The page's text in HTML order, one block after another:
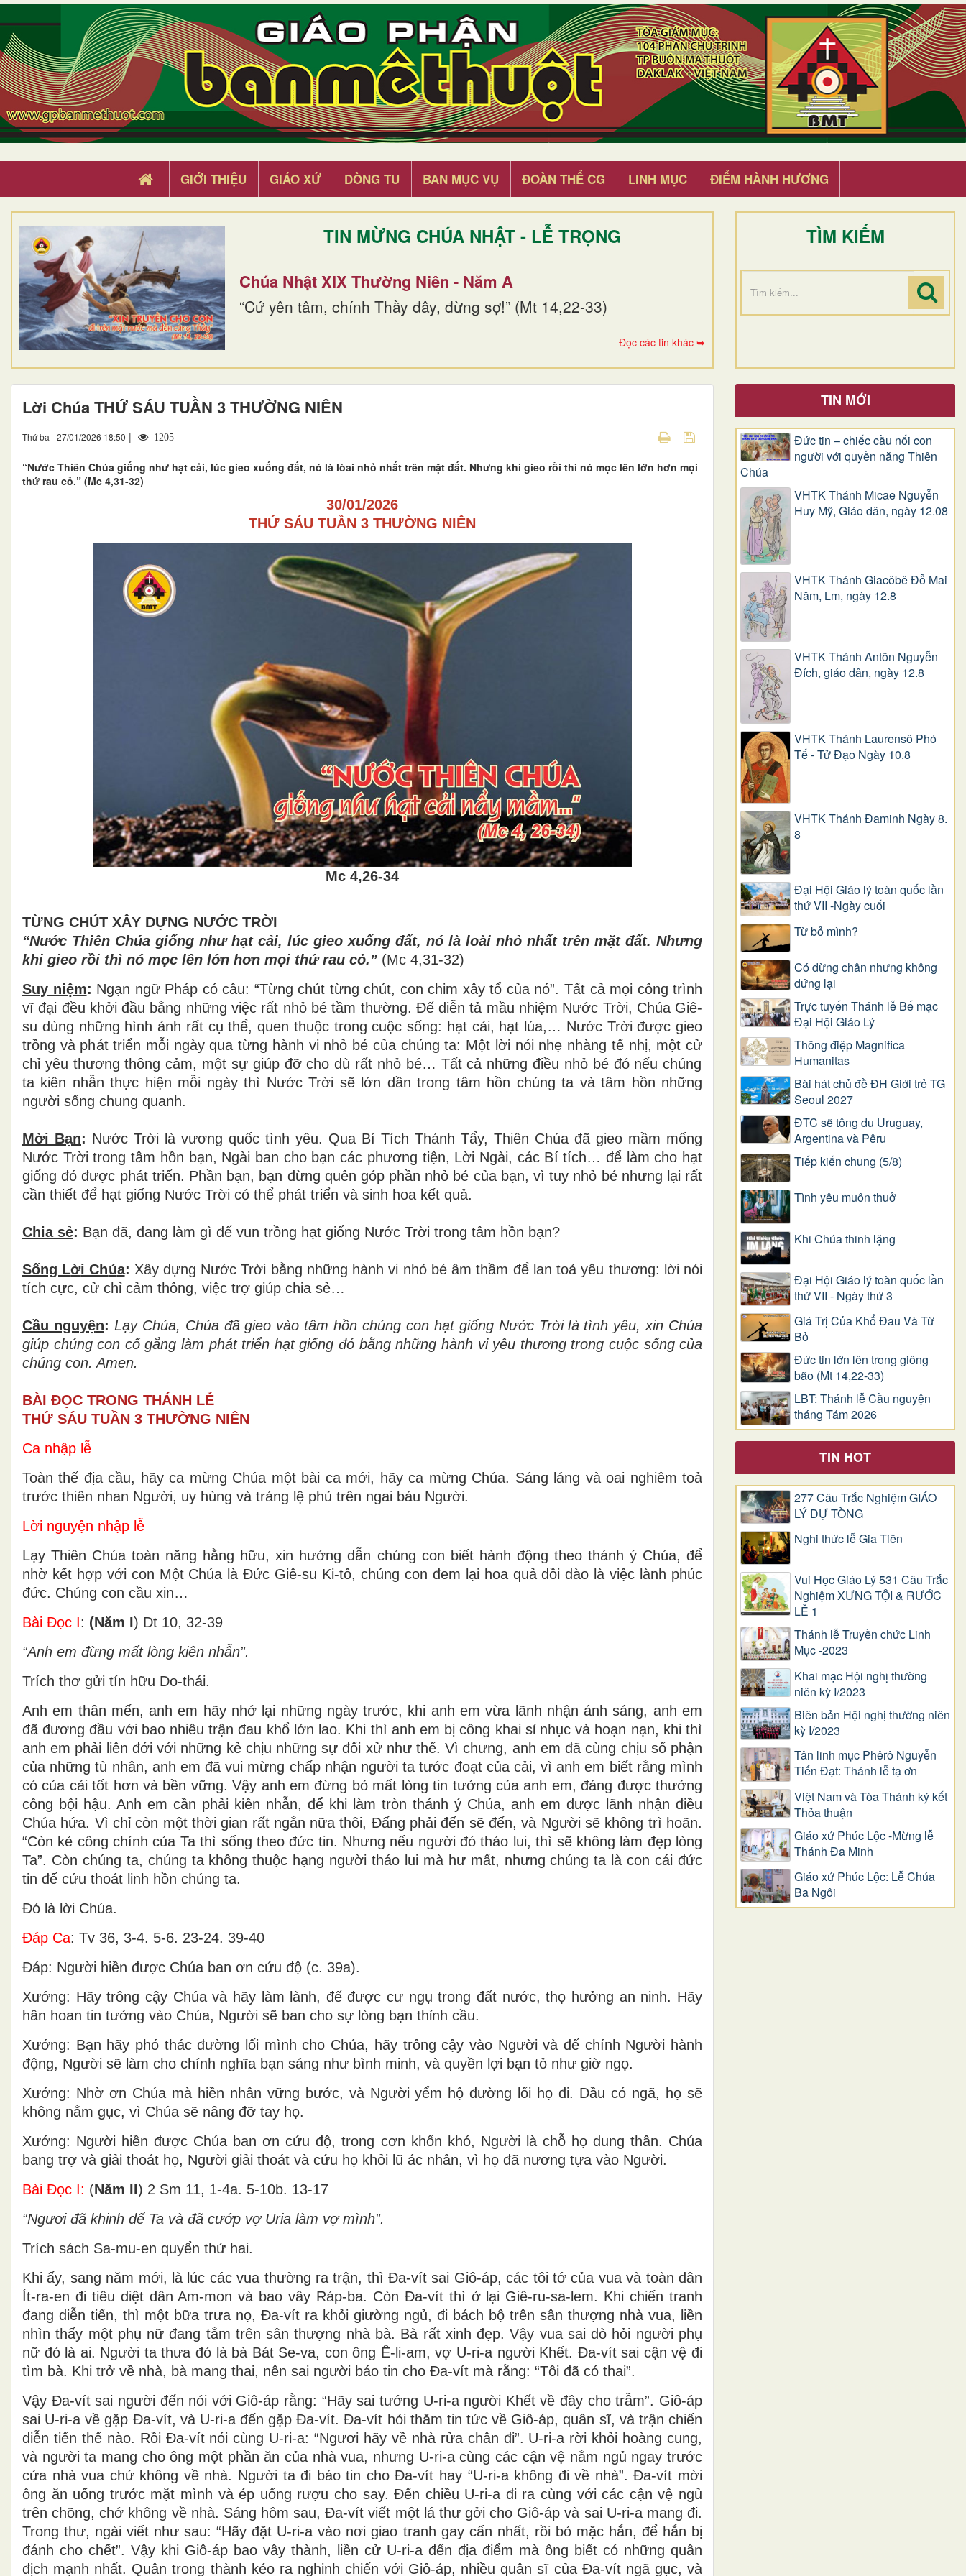
GIỚI THIỆU GIÁO XỨ DÒNG TU BAN MỤC VỤ ĐOÀN THỂ CG LINH MỤC ĐIỂM HÀNH HƯƠNG
TIN MỪNG CHÚA NHẬT - LỄ TRỌNG
Chúa Nhật XIX Thường Niên - Năm A
“Cứ yên tâm, chính Thầy đây, đừng sợ!” (Mt 14,22-33)
Đọc các tin khác ➥
TÌM KIẾM
Lời Chúa THỨ SÁU TUẦN 3 THƯỜNG NIÊN
Thứ ba - 27/01/2026 18:50 | 1205
“Nước Thiên Chúa giống như hạt cải, lúc gieo xuống đất, nó là lòai nhỏ nhất trên mặt đất. Nhưng khi gieo rồi thì nó mọc lên lớn hơn mọi
thứ rau cỏ.” (Mc 4,31-32)
30/01/2026
THỨ SÁU TUẦN 3 THƯỜNG NIÊN
Mc 4,26-34
TỪNG CHÚT XÂY DỰNG NƯỚC TRỜI
“Nước Thiên Chúa giống nhưhạt cải, lúc gieo xuống đất, nó là loài nhỏ nhất trên mặt đất. Nhưng
khi gieo rồi thì nó mọc lên lớn hơn mọi thứrau cỏ.” (Mc 4,31-32)
Suy niệm: Ngạn ngữPháp cócâu: “Từng chút từng chút, con chim xây tổ của nó”. Tất cảmọi công trình
vĩ đại đều khởiđầu bằng những việc rất nhỏbétầm thường. Đểdiễn tả mầu nhiệm Nước Trời, Chúa Giê-
su dùng những hình ảnh rất cụ thể, quen thuộc trong cuộc sống: hạt cải, hạt lúa,… Nước Trờiđược gieo
trồng vàphát triển mỗi ngày qua từng hành vi nhỏ bé của chúng ta: Một lời nói nhẹ nhàng tếnhị, một cử
chỉyêu thương thông cảm, một sựgiúp đỡcho dù rất nhỏbé… Tất cả nhữngđiều nhỏbé đónếu chúng
ta kiên nhẫn thực hiện mỗi ngày thì Nước Trời sẽlớn dần trong tâm hồn chúng ta vàtâm hồn những
người sống chung quanh.
Mời Bạn: Nước Trời là vương quốc tình yêu. Qua Bí Tích Thánh Tẩy, Thiên Chúa đã gieo mầm mống
Nước Trời trong tâm hồn bạn, Ngài ban cho bạn các phương tiện, Lời Ngài, các Bítích… đểlàm cho hạt
giốngđó được phát triển. Phần bạn, bạn đừng quên góp phần nhỏ bé của bạn, vì tuy nhỏ bénhưng lại rất
cần thiết để hạt giống Nước Trời có thể phát triển và sinh hoa kết quả.
Chia sẻ: Bạn đã, đang làm gì để vun trồng hạt giống Nước Trời trong tâm hồn bạn?
Sống Lời Chúa: Xây dựng Nước Trời bằng những hành vi nhỏbé âm thầm đểlan toả yêu thương: lời nói
tích cực, cử chỉcảm thông, việc trợ giúp chia sẻ…
Cầu nguyện: Lạy Chúa, Chúa đãgieo vào tâm hồn chúng con hạt giống Nước Trời làtình yêu, xin Chúa
giúp chúng con cốgắng làm phát triển hạt giốngđó bằng những hành vi yêu thương trong cuộc sống của
chúng con. Amen.
BÀI ĐỌC TRONG THÁNH LỄ
THỨ SÁU TUẦN 3 THƯỜNG NIÊN
Ca nhập lễ
Toàn thể địa cầu, hãy ca mừng Chúa một bài ca mới, hãy ca mừng Chúa. Sáng láng và oai nghiêm toả
trước thiên nhan Người, uy hùng và tráng lệ phủ trên ngai báu Người.
Lời nguyện nhập lễ
Lạy Thiên Chúa toàn năng hằng hữu, xin hướng dẫn chúng con biết hành động theo thánh ý Chúa, để
nhờ kết hợp với con Một Chúa là Ðức Giê-su Ki-tô, chúng con đem lại hoa quả dồi dào là việc lành phúc
đức. Chúng con cầu xin…
Bài Ðọc I: (Năm I) Dt 10, 32-39
“Anh em đừng mất lòng kiên nhẫn”.
Trích thơ gửi tín hữu Do-thái.
Anh em thân mến, anh em hãy nhớ lại những ngày trước, khi anh em vừa lãnh nhận ánh sáng, anh em
đã đương đầu với bao nhiêu trận đau khổ lớn lao. Khi thì anh em bị công khai sỉ nhục và hoạn nạn, khi thì
anh em phải liên đới với những kẻ chịu những sự đối xử như thế. Vì chưng, anh em đã cùng chịu số phận
của những tù nhân, anh em đã vui mừng chấp nhận người ta tước đoạt của cải, vì anh em biết rằng mình
có của cải tốt hơn và bền vững. Vậy anh em đừng bỏ mất lòng tin tưởng của anh em, đáng được thưởng
công bội hậu. Anh em cần phải kiên nhẫn, để khi làm tròn thánh ý Chúa, anh em được lãnh nhận điều
Chúa hứa. Vì chỉ còn một thời gian rất ngắn nữa thôi, Ðấng phải đến sẽ đến, và Người sẽ không trì hoãn.
“Còn kẻ công chính của Ta thì sống theo đức tin. Nhưng nếu người đó tháo lui, thì sẽ không làm đẹp lòng
Ta”. Còn chúng ta, chúng ta không thuộc hạng người tháo lui mà hư mất, nhưng chúng ta là con cái đức
tin để cứu thoát linh hồn chúng ta.
Ðó là lời Chúa.
Ðáp Ca: Tv 36, 3-4. 5-6. 23-24. 39-40
Ðáp: Người hiền được Chúa ban ơn cứu độ (c. 39a).
Xướng: Hãy trông cậy Chúa và hãy làm lành, để được cư ngụ trong đất nước, thọ hưởng an ninh. Hãy
hân hoan tin tưởng vào Chúa, Người sẽ ban cho sự lòng bạn thỉnh cầu.
Xướng: Bạn hãy phó thác đường lối mình cho Chúa, hãy trông cậy vào Người và để chính Người hành
động, Người sẽ làm cho chính nghĩa bạn sáng như bình minh, và quyền lợi bạn tỏ như giờ ngọ.
Xướng: Nhờ ơn Chúa mà hiền nhân vững bước, và Người yểm hộ đường lối họ đi. Dầu có ngã, họ sẽ
không nằm gục, vì Chúa sẽ nâng đỡ tay họ.
Xướng: Người hiền được Chúa ban ơn cứu độ, trong cơn khốn khó, Người là chỗ họ dung thân. Chúa
bang trợ và giải thoát họ, Người giải thoát và cứu họ khỏi lũ ác nhân, vì họ đã nương tựa vào Người.
Bài Ðọc I: (Năm II) 2 Sm 11, 1-4a. 5-10b. 13-17
“Ngươi đã khinh dể Ta và đã cướp vợ Uria làm vợ mình”.
Trích sách Sa-mu-en quyển thứ hai.
Khi ấy, sang năm mới, là lúc các vua thường ra trận, thì Ða-vít sai Giô-áp, các tôi tớ của vua và toàn dân
Ít-ra-en đi tiêu diệt dân Am-mon và bao vây Ráp-ba. Còn Ða-vít thì ở lại Giê-ru-sa-lem. Khi chiến tranh
đang diễn tiến, thì một bữa trưa nọ, Ða-vít ra khỏi giường ngủ, đi bách bộ trên sân thượng nhà vua, liền
nhìn thấy một phụ nữ đang tắm trên sân thượng nhà bà. Bà rất xinh đẹp. Vậy vua sai dò hỏi người phụ
nữ đó là ai. Người ta thưa đó là bà Bát Se-va, con ông Ê-li-am, vợ U-ri-a người Khết. Ða-vít sai cận vệ đi
tìm bà. Khi trở về nhà, bà mang thai, nên sai người báo tin cho Ða-vít mà rằng: “Tôi đã có thai”.
Vậy Ða-vít sai người đến nói với Giô-áp rằng: “Hãy sai tướng U-ri-a người Khết về đây cho trẫm”. Giô-áp
sai U-ri-a về gặp Ða-vít, và U-ri-a đến gặp Ða-vít. Ða-vít hỏi thăm tin tức về Giô-áp, quân sĩ, và trận chiến
diễn tiến thế nào. Rồi Ða-vít nói cùng U-ri-a: “Ngươi hãy về nhà rửa chân đi”. U-ri-a rời khỏi hoàng cung,
và người ta mang cho ông một phần ăn của nhà vua, nhưng U-ri-a cùng các cận vệ nằm ngủ ngay trước
cửa nhà vua chứ không về nhà. Người ta đi báo tin cho Ða-vít hay “U-ri-a không đi về nhà”. Ða-vít mời
ông ăn uống trước mặt mình và ép uống rượu cho say. Ðến chiều U-ri-a đi ra cùng với các cận vệ ngủ
trên chõng, chớ không về nhà. Sáng hôm sau, Ða-vít viết một lá thư gởi cho Giô-áp và sai U-ri-a mang đi.
Trong thư, ngài viết như sau: “Hãy đặt U-ri-a vào nơi giao tranh gay cấn nhất, rồi bỏ mặc hắn, để hắn bị
đánh cho chết”. Vậy khi Giô-áp bao vây thành, liền cử U-ri-a đến địa điểm mà ông biết có những quân
địch mạnh nhất. Quân trong thành kéo ra nghinh chiến với Giô-áp, nhiều quân sĩ của Ða-vít ngã gục, và
TIN MỚI
Đức tin – chiếc cầu nối con
người với quyền năng Thiên
Chúa
VHTK Thánh Micae Nguyễn
Huy Mỹ, Giáo dân, ngày 12.08
VHTK Thánh Giacôbê Ðỗ Mai
Năm, Lm, ngày 12.8
VHTK Thánh Antôn Nguyễn
Ðích, giáo dân, ngày 12.8
VHTK Thánh Laurensô Phó
Tế - Tử Đạo Ngày 10.8
VHTK Thánh Đaminh Ngày 8.
8
Đại Hội Giáo lý toàn quốc lần
thứ VII -Ngày cuối
Từ bỏ mình?
Có dừng chân nhưng không
đứng lại
Trực tuyến Thánh lễ Bế mạc
Đại Hội Giáo Lý
Thông điệp Magnifica
Humanitas
Bài hát chủ đề ĐH Giới trẻ TG
Seoul 2027
ĐTC sẽ tông du Uruguay,
Argentina và Pêru
Tiếp kiến chung (5/8)
Tình yêu muôn thuở
Khi Chúa thinh lặng
Đại Hội Giáo lý toàn quốc lần
thứ VII - Ngày thứ 3
Giá Trị Của Khổ Ðau Và Từ
Bỏ
Đức tin lớn lên trong giông
bão (Mt 14,22-33)
LBT: Thánh lễ Cầu nguyện
tháng Tám 2026
TIN HOT
277 Câu Trắc Nghiệm GIÁO
LÝ DỰ TÒNG
Nghi thức lễ Gia Tiên
Vui Học Giáo Lý 531 Câu Trắc
Nghiệm XƯNG TỘI & RƯỚC
LỄ 1
Thánh lễ Truyền chức Linh
Mục -2023
Khai mạc Hội nghị thường
niên kỳ I/2023
Biên bản Hội nghị thường niên
kỳ I/2023
Tân linh mục Phêrô Nguyễn
Tiến Đạt: Thánh lễ tạ ơn
Việt Nam và Tòa Thánh ký kết
Thỏa thuận
Giáo xứ Phúc Lộc -Mừng lễ
Thánh Đa Minh
Giáo xứ Phúc Lộc: Lễ Chúa
Ba Ngôi